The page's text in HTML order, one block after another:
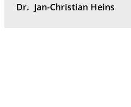
Dr. Jan-Christian Heins